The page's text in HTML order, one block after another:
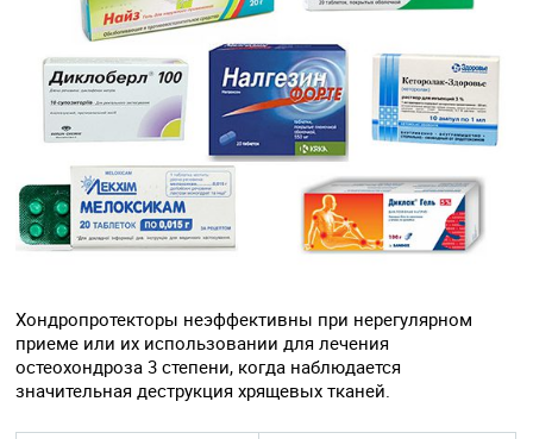
Хондропротекторы неэффективны при нерегулярном
приеме или их использовании для лечения
остеохондроза 3 степени, когда наблюдается
значительная деструкция хрящевых тканей.